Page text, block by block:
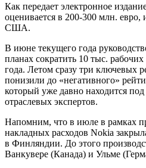
Как передает электронное
оценивается в 200-300 млн.
США.
В июне текущего года
планах сократить 10 тыс.
года. Летом сразу три ключевых
понизили до «негативного»
который уже давно находится
отраслевых экспертов.
Напомним, что в июле в рамках
накладных расходов Nokia
в Финляндии. До этого
Ванкувере (Канада) и Ульме